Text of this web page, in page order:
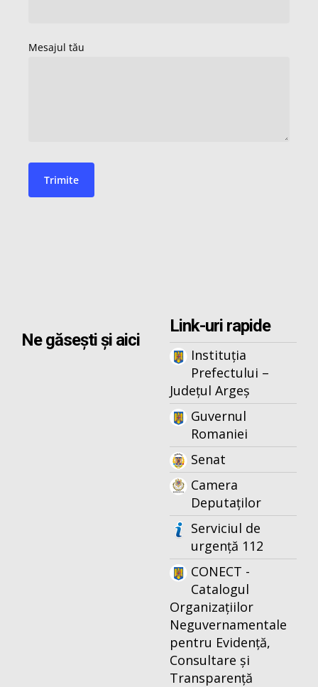
Ne găsești și aici
Link-uri rapide
Instituția
Prefectului –
Județul Argeș
Guvernul
Romaniei
Senat
Camera
Deputaților
Serviciul de
urgență 112
CONECT -
Catalogul
Organizațiilor
Neguvernamentale
pentru Evidență,
Consultare și
Transparență